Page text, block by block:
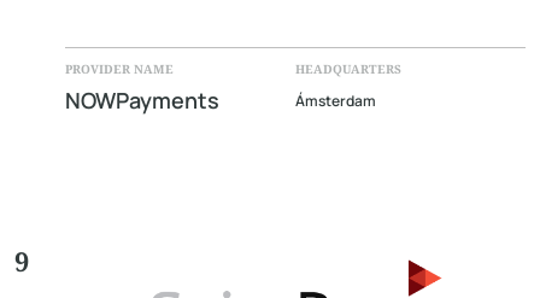
PROVIDER NAME
NOWPayments
HEADQUARTERS
Ámsterdam
9